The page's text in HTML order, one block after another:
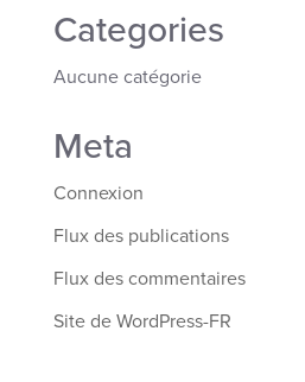
Categories
Aucune catégorie
Meta
Connexion
Flux des publications
Flux des commentaires
Site de WordPress-FR